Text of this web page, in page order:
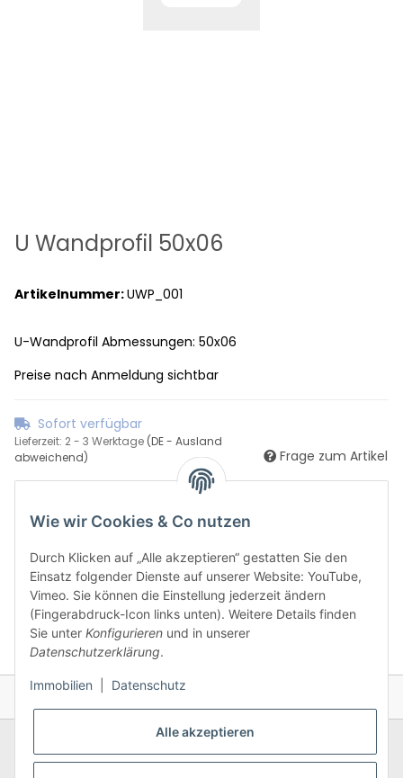
U Wandprofil 50x06
Artikelnummer:UWP_001
U-Wandprofil Abmessungen: 50x06
Preise nach Anmeldung sichtbar
Sofort verfügbar
Lieferzeit: 2 - 3 Werktage (DE - Ausland
abweichend)
Frage zum Artikel
Wie wir Cookies & Co nutzen
Durch Klicken auf „Alle akzeptieren“ gestatten Sie den
Einsatz folgender Dienste auf unserer Website: YouTube,
Vimeo. Sie können die Einstellung jederzeit ändern
(Fingerabdruck-Icon links unten). Weitere Details finden
Sie unter Konfigurieren und in unserer
Datenschutzerklärung.
Immobilien Datenschutz
Alle akzeptieren